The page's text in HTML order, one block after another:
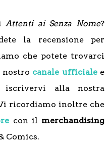
Attenti ai Senza Nome?
la recensione per
che potete trovarci
nostro canale ufficialee
iscrivervi alla nostra
ricordiamo inoltre che
con il merchandising
Comics.